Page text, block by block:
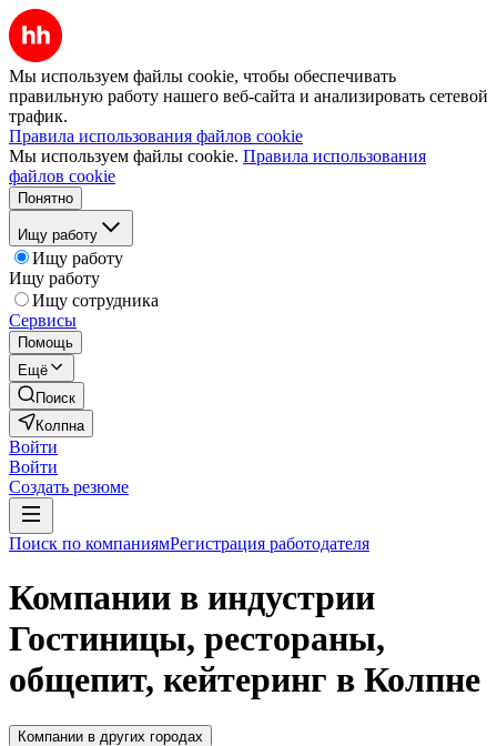
Мы используем файлы cookie, чтобы обеспечивать
правильную работу нашего веб-сайта и анализировать сетевой
трафик.
Правила использования файлов cookie
Мы используем файлы cookie. Правила использования
файлов cookie
Понятно
Ищу работу
Ищу работу
Ищу работу
Ищу сотрудника
Сервисы
Помощь
Ещё
Поиск
Колпна
Войти
Войти
Создать резюме
Поиск по компаниямРегистрация работодателя
Компании в индустрии
Гостиницы, рестораны,
общепит, кейтеринг в Колпне
Компании в других городах